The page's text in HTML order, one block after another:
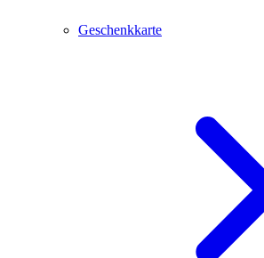
Geschenkkarte